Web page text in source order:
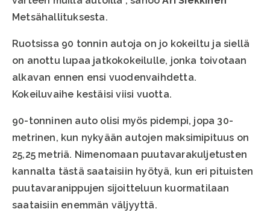
Metsähallituksesta.
Ruotsissa 90 tonnin autoja on jo kokeiltu ja siellä
on anottu lupaa jatkokokeilulle, jonka toivotaan
alkavan ennen ensi vuodenvaihdetta.
Kokeiluvaihe kestäisi viisi vuotta.
90-tonninen auto olisi myös pidempi, jopa 30-
metrinen, kun nykyään autojen maksimipituus on
25,25 metriä. Nimenomaan puutavarakuljetusten
kannalta tästä saataisiin hyötyä, kun eri pituisten
puutavaranippujen sijoitteluun kuormatilaan
saataisiin enemmän väljyyttä.